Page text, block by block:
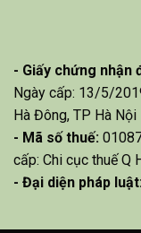
- Giấy chứng nhận
Ngày cấp: 13/5/
Hà Đông, TP Hà Nội
- Mã số thuế:
cấp: Chi cục thuế Q
- Đại diện pháp luật: